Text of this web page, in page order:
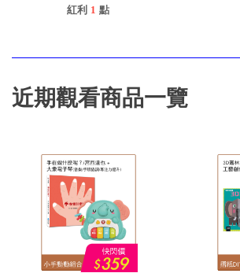
紅利 1 點
近期觀看商品一覽